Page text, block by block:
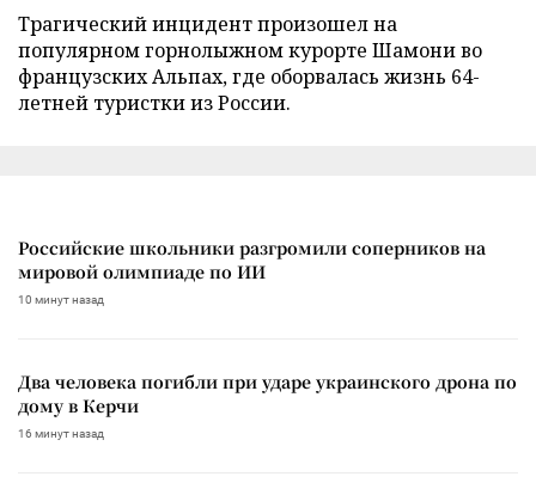
Трагический инцидент произошел на
популярном горнолыжном курорте Шамони во
французских Альпах, где оборвалась жизнь 64-
летней туристки из России.
Российские школьники разгромили соперников на
мировой олимпиаде по ИИ
10 минут назад
Два человека погибли при ударе украинского дрона по
дому в Керчи
16 минут назад